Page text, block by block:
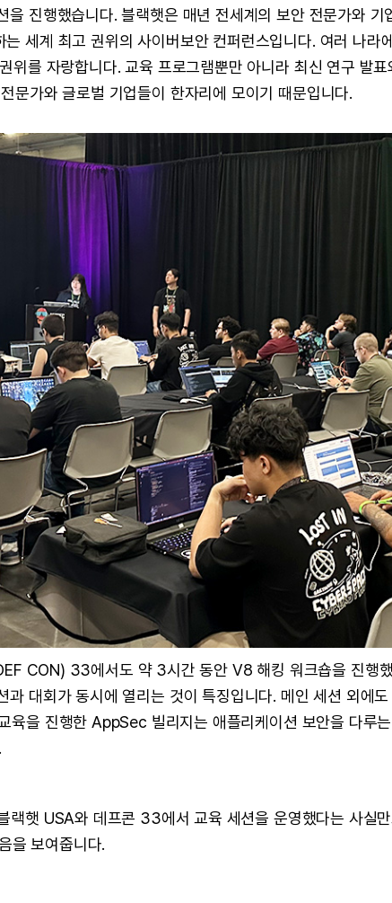
을 진행했습니다. 블랙햇은 매년 전세계의 보안 전문가와 기
세계 최고 권위의 사이버보안 컨퍼런스입니다. 여러 나라
위를 자랑합니다. 교육 프로그램뿐만 아니라 최신 연구 발
문가와 글로벌 기업들이 한자리에 모이기 때문입니다.
CON) 33에서도 약 3시간 동안 V8 해킹 워크숍을 진행
과 대회가 동시에 열리는 것이 특징입니다. 메인 세션 외에
육을 진행한 AppSec 빌리지는 애플리케이션 보안을 다루
랙햇 USA와 데프콘 33에서 교육 세션을 운영했다는 사실
을 보여줍니다.